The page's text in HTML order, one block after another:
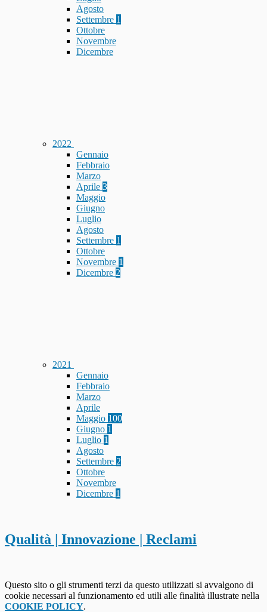
Agosto
Settembre 1
Ottobre
Novembre
Dicembre
2022
Gennaio
Febbraio
Marzo
Aprile 3
Maggio
Giugno
Luglio
Agosto
Settembre 1
Ottobre
Novembre 1
Dicembre 2
2021
Gennaio
Febbraio
Marzo
Aprile
Maggio 100
Giugno 1
Luglio 1
Agosto
Settembre 2
Ottobre
Novembre
Dicembre 1
Qualità | Innovazione | Reclami
Questo sito o gli strumenti terzi da questo utilizzati si avvalgono di
cookie necessari al funzionamento ed utili alle finalità illustrate nella
COOKIE POLICY.